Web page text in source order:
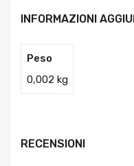
INFORMAZIONI
Peso
0,002 kg
RECENSIONI